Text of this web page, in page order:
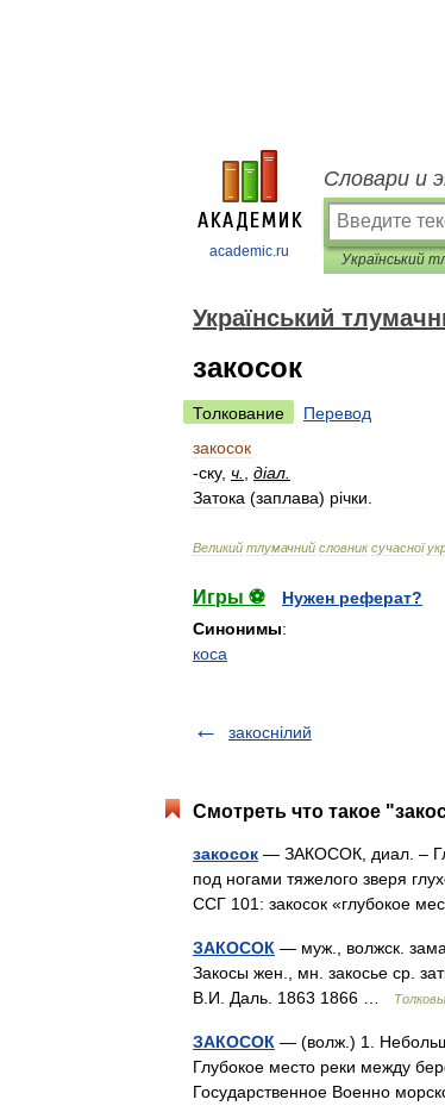
academic.ru
Словари и
Український
закосок
Толкование
Перевод
закосок
-ску, ч діал
Затока (заплава) річки
Великий тлумачний словник сучасної
Игры ⚽
Нужен реферат?
Синонимы:
коса
закоснілий
Смотреть что такое
закосок — ЗАКОСОК, диал. –
под ногами тяжелого зверя
ССГ 101: закосок «глубокое
ЗАКОСОК — муж., волжск.
Закосы жен., мн. закосье ср.
В.И. Даль. 1863 1866 …
ЗАКОСОК — (волж.) 1.
Глубокое место реки между
Государственное Военно